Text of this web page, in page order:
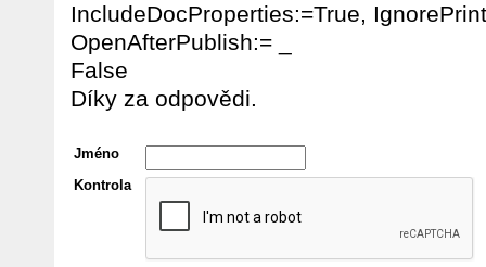
IncludeDocProperties:=True,
OpenAfterPublish:= _
False
Díky za odpovědi.
Jméno
Kontrola